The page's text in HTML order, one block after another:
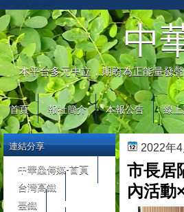
中
本平台多元中立，期盼為正能量發
首頁 報社簡介 本報公告 線
2022年
市長居
內活動
連結分享
中華鱻傳媒-首頁
台灣高鐵
臺鐵